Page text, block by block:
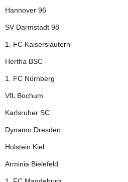
Hannover 96
SV Darmstadt 98
1. FC Kaiserslautern
Hertha BSC
1. FC Nürnberg
VfL Bochum
Karlsruher SC
Dynamo Dresden
Holstein Kiel
Arminia Bielefeld